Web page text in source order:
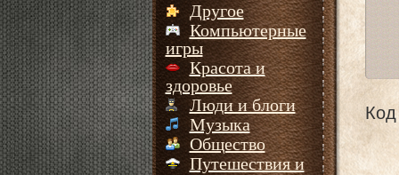
Другое
Компьютерные
игры
Красота и
здоровье
Люди и блоги
Музыка
Общество
Путешествия и